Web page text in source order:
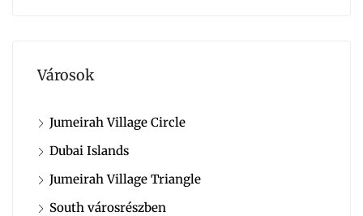
Városok
Jumeirah Village Circle
Dubai Islands
Jumeirah Village Triangle
South városrészben